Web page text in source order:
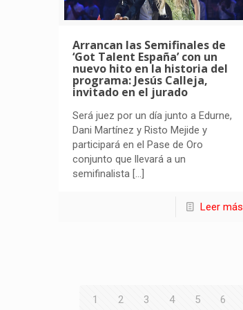
Arrancan las Semifinales de
‘Got Talent España’ con un
nuevo hito en la historia del
programa: Jesús Calleja,
invitado en el jurado
Será juez por un día junto a Edurne,
Dani Martínez y Risto Mejide y
participará en el Pase de Oro
conjunto que llevará a un
semifinalista […]
Leer más
1 2 3 4 5 6